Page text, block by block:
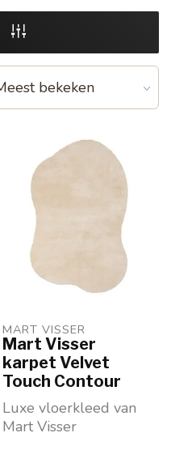
MART VISSER
Mart Visser
karpet Velvet
Touch Contour
Luxe vloerkleed van
Mart Visser